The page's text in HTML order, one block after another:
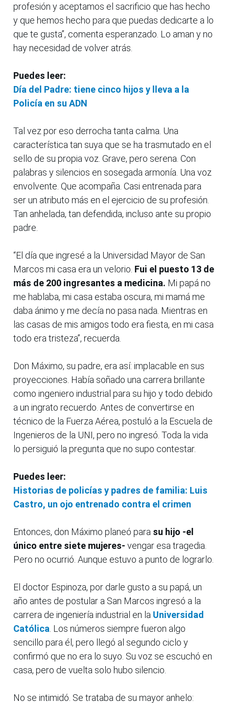
profesión y aceptamos el sacrificio que has hecho
y que hemos hecho para que puedas dedicarte a lo
que te gusta”, comenta esperanzado. Lo aman y no
hay necesidad de volver atrás.
Puedes leer:
Día del Padre: tiene cinco hijos y lleva a la
Policía en su ADN
Tal vez por eso derrocha tanta calma. Una
característica tan suya que se ha trasmutado en el
sello de su propia voz. Grave, pero serena. Con
palabras y silencios en sosegada armonía. Una voz
envolvente. Que acompaña. Casi entrenada para
ser un atributo más en el ejercicio de su profesión.
Tan anhelada, tan defendida, incluso ante su propio
padre.
“El día que ingresé a la Universidad Mayor de San
Marcos mi casa era un velorio. Fui el puesto 13 de
más de 200 ingresantes a medicina. Mi papá no
me hablaba, mi casa estaba oscura, mi mamá me
daba ánimo y me decía no pasa nada. Mientras en
las casas de mis amigos todo era fiesta, en mi casa
todo era tristeza”, recuerda.
Don Máximo, su padre, era así: implacable en sus
proyecciones. Había soñado una carrera brillante
como ingeniero industrial para su hijo y todo debido
a un ingrato recuerdo. Antes de convertirse en
técnico de la Fuerza Aérea, postuló a la Escuela de
Ingenieros de la UNI, pero no ingresó. Toda la vida
lo persiguió la pregunta que no supo contestar.
Puedes leer:
Historias de policías y padres de familia: Luis
Castro, un ojo entrenado contra el crimen
Entonces, don Máximo planeó para su hijo -el
único entre siete mujeres- vengar esa tragedia.
Pero no ocurrió. Aunque estuvo a punto de lograrlo.
El doctor Espinoza, por darle gusto a su papá, un
año antes de postular a San Marcos ingresó a la
carrera de ingeniería industrial en la Universidad
Católica . Los números siempre fueron algo
sencillo para él, pero llegó al segundo ciclo y
confirmó que no era lo suyo. Su voz se escuchó en
casa, pero de vuelta solo hubo silencio.
No se intimidó. Se trataba de su mayor anhelo: